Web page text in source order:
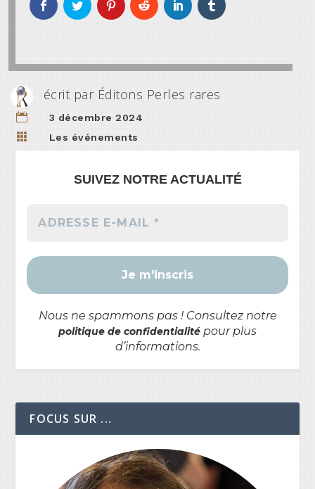
écrit par Éditons Perles rares

3 décembre 2024

Les événements
SUIVEZ NOTRE ACTUALITÉ
Nous ne spammons pas ! Consultez notre
politique de confidentialité pour plus
d’informations.
FOCUS SUR ...